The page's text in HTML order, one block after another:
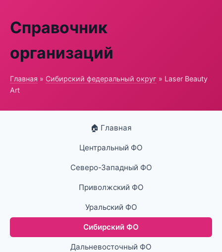
Справочник
организаций
Главная » Сибирский федеральный округ » Laser Beauty
Art
🏠 Главная
Центральный ФО
Северо-Западный ФО
Приволжский ФО
Уральский ФО
Сибирский ФО
Дальневосточный ФО